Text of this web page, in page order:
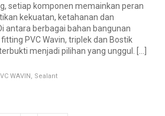
setiap komponen memainkan peran
kekuatan, ketahanan dan
antara berbagai bahan bangunan
PVC Wavin, triplek dan Bostik
menjadi pilihan yang unggul. […]
WAVIN Sealant